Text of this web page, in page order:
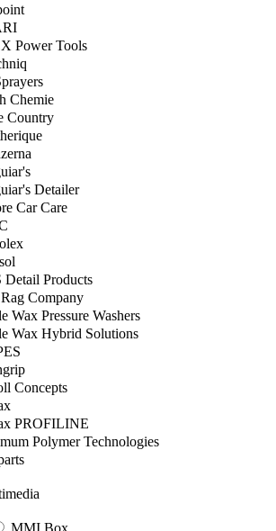
Power Tools
Chemie
Country
Detailer
Car Care
Detail Products
Company
Wax Pressure Washers
Wax Hybrid Solutions
Concepts
PROFILINE
Polymer Technologies
MMI Box